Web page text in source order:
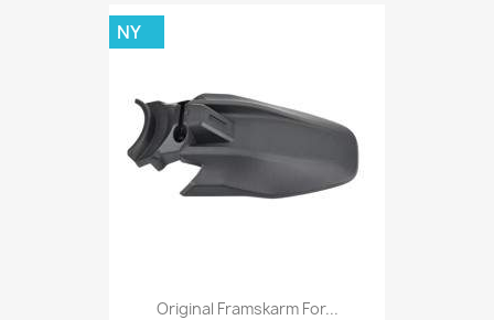
Original Framskarm For...
NY